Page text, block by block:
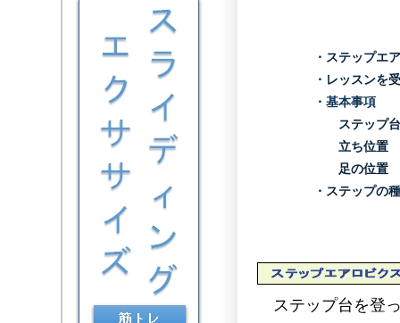
・ ステップエ
・ レッスンを
・基本事項
ステップ台
立ち位置
足の位置
・ ステップの
ステップ台を登